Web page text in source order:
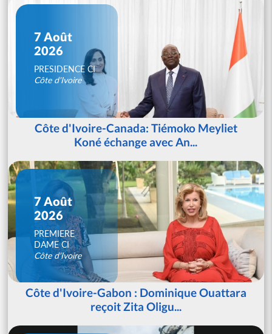
7 Août
2026
PRESIDENCE CI
Côte d'Ivoire
Côte d'Ivoire-Canada: Tiémoko Meyliet
Koné échange avec An...
7 Août
2026
PREMIERE
DAME CI
Côte d'Ivoire
Côte d'Ivoire-Gabon : Dominique Ouattara
reçoit Zita Oligu...